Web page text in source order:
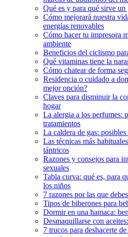
Qué es y para qué sirve
Cómo mejorará nuestra
energías renovables
Cómo hacer tu impresora
ambiente
Beneficios del ciclismo
Qué vitaminas tiene la
Cómo chatear de forma
Residencia o cuidado a
mejor opción?
Claves para disminuir la
hogar
La alergia a los perfumes:
tratamientos
La caldera de gas:
Las técnicas más
tántricos
Razones y consejos para
sexuales
Tabla curva: qué es, para
los niños
7 razones por las que
Tipos de biberones para
Dormir en una hamaca:
Desmaquillarse con
7 trucos para deshacerte